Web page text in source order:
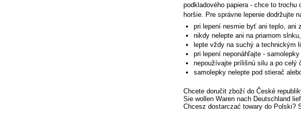
podkladového papiera - chce to
horšie. Pre správne lepenie dodržujte
pri lepení nesmie byť ani teplo, ani
nikdy nelepte ani na priamom
lepte vždy na suchý a technickým
pri lepení neponáhľajte -
nepoužívajte prílišnú silu a po celý
samolepky nelepte pod stierač
Chcete doručit zboží do České
Sie wollen Waren nach Deutschland
Chcesz dostarczać towary do Polski?